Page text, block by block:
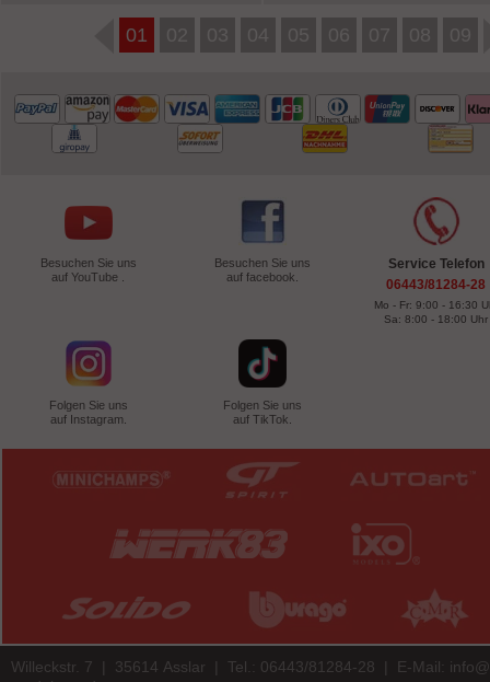
01 02 03 04 05 06 07 08 09
Besuchen Sie uns
auf YouTube .
Besuchen Sie uns
auf facebook.
Folgen Sie uns
auf Instagram.
Folgen Sie uns
auf TikTok.
Service Telefon
06443/81284-28
Mo - Fr: 9:00 - 16:30
Sa: 8:00 - 18:00 Uhr
Willeckstr. 7 | 35614 Asslar | Tel.: 06443/81284-28 | E-Mail: